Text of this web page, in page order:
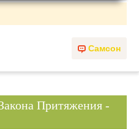
Самсон
Притяжения -